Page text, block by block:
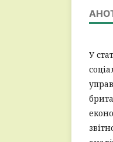
У